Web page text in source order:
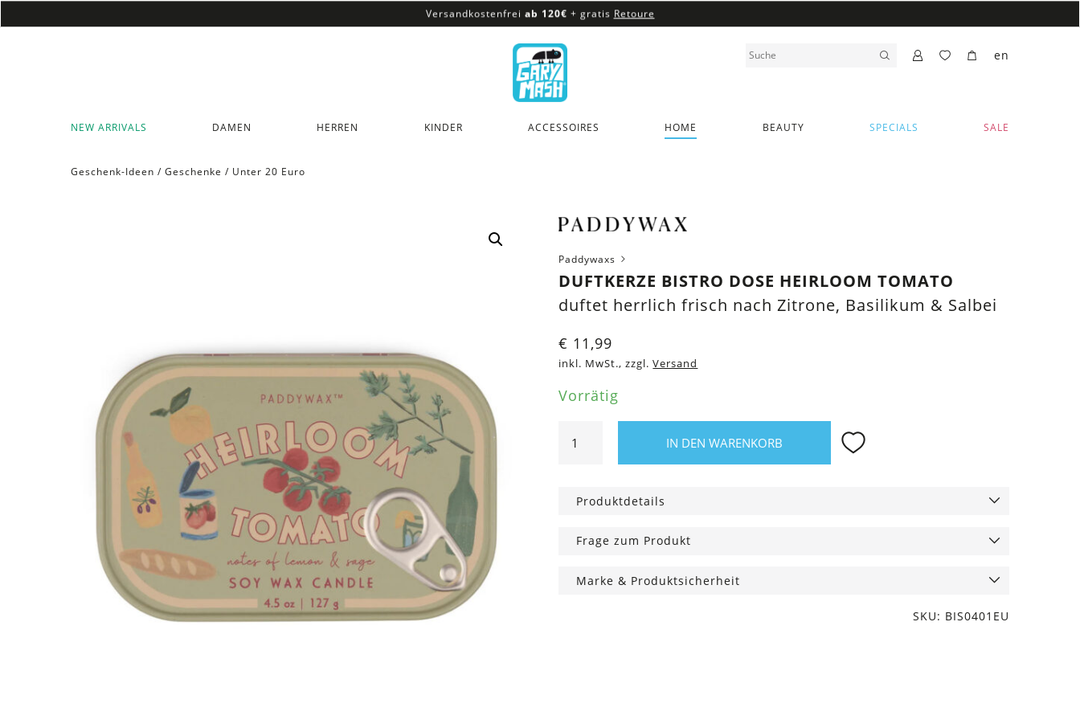
Versandkostenfrei ab 120€ + gratis Retoure
Versandkostenfreiab 120€
NEW ARRIVALS DAMEN HERREN KINDER ACCESSOIRES HOME BEAUTY SPECIALS SALE
en
Geschenk-Ideen / Geschenke / Unter 20 Euro
Paddywaxs
DUFTKERZE BISTRO DOSE HEIRLOOM TOMATO
duftet herrlich frisch nach Zitrone, Basilikum & Salbei
€ 11,99
inkl. MwSt., zzgl. Versand
Vorrätig
Bistro
Tomato
IN DEN WARENKORB
Produktdetails
Frage zum Produkt
Marke & Produktsicherheit
SKU: BIS0401EU